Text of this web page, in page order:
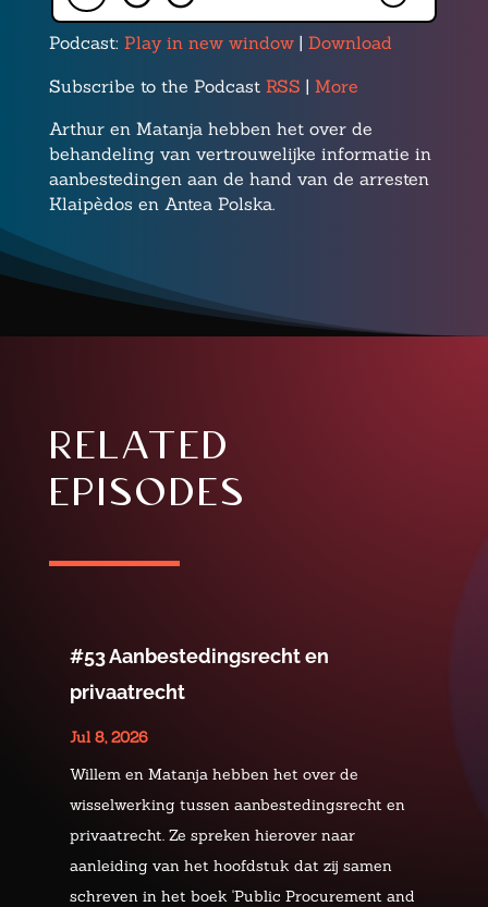
Podcast: Play in new window| Download
Subscribe to the Podcast RSS | More
Arthur en Matanja hebben het over de
behandeling van vertrouwelijke informatie in
aanbestedingen aan de hand van de arresten
Klaipèdos en Antea Polska.
related
episodes
#53 Aanbestedingsrecht en
privaatrecht
Jul 8, 2026
Willem en Matanja hebben het over de
wisselwerking tussen aanbestedingsrecht en
privaatrecht. Ze spreken hierover naar
aanleiding van het hoofdstuk dat zij samen
schreven in het boek 'Public Procurement and